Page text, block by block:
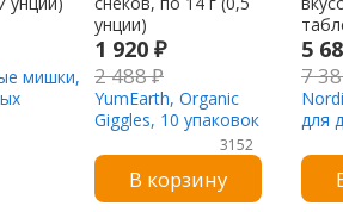
мишки,
1 920₽
2 488₽
YumEarth, Organic
Giggles, 10 упаковок
снеков, по 14 г (0,5
унции)
3152
В корзину
5
7
для